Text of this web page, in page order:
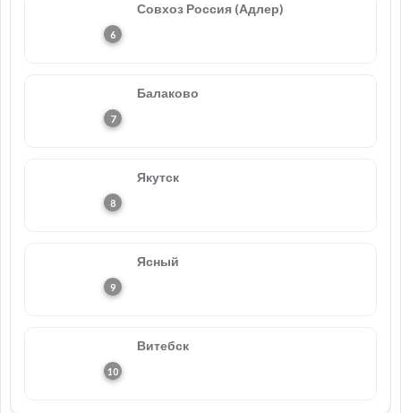
Совхоз Россия (Адлер)
Балаково
Якутск
Ясный
Витебск